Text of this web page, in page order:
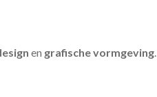
en grafische vormgeving.